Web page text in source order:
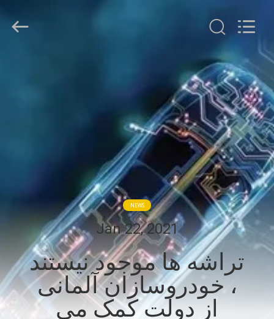
صفحه
اصلی
محصولات
درباره
ما
تور
کارخانه
کنترل
کیفیت
Co.,Ltd..
Reserved.
NEWS
Jan 22, 2021
تراشه ها موجود نیستند
، خودروسازان آلمانی
از دولت کمک می